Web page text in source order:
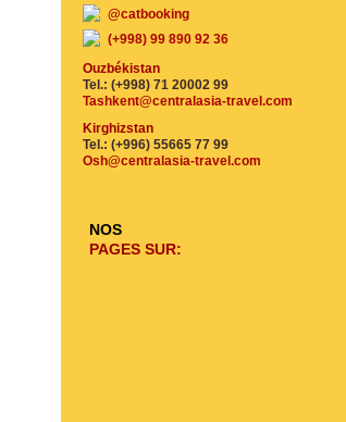
@catbooking
(+998) 99 890 92 36
Ouzbékistan
Tel.: (+998) 71 20002 99
Tashkent@centralasia-travel.com
Kirghizstan
Tel.: (+996) 55665 77 99
Osh@centralasia-travel.com
NOS
PAGES SUR: